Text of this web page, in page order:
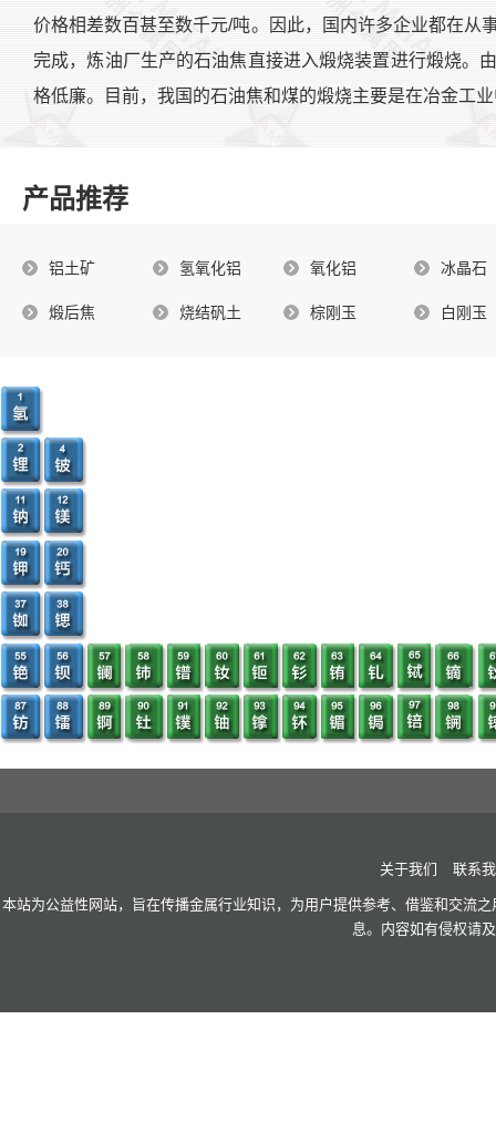
价格相差数百甚至数千元/吨。因此，国内许多企业都在从
完成，炼油厂生产的石油焦直接进入煅烧装置进行煅烧。
格低廉。目前，我国的石油焦和煤的煅烧主要是在冶金工
产品推荐
铝土矿 氢氧化铝 氧化铝 冰晶石
煅后焦 烧结矾土 棕刚玉 白刚玉
关于我们 联系
本站为公益性网站，旨在传播金属行业知识，为用户提供参考、借鉴和交流
息。内容如有侵权请